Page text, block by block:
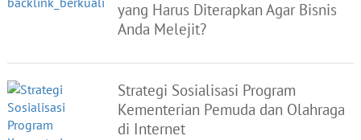
yang Harus Diterapkan Agar Bisnis
Anda Melejit?
Strategi Sosialisasi Program
Kementerian Pemuda dan Olahraga
di Internet